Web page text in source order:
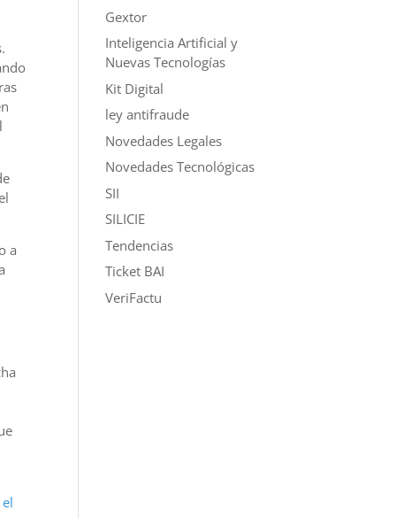
a
Gextor
Inteligencia Artificial y
Nuevas Tecnologías
Kit Digital
ley antifraude
Novedades Legales
Novedades Tecnológicas
SII
SILICIE
Tendencias
Ticket BAI
VeriFactu